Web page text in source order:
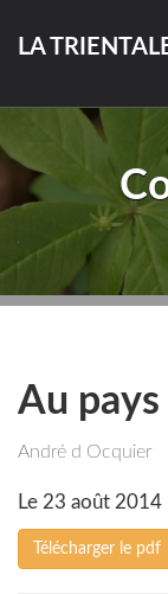
LA
Au pays
André d Ocquier
Le 23 août 2014
Télécharger le pdf